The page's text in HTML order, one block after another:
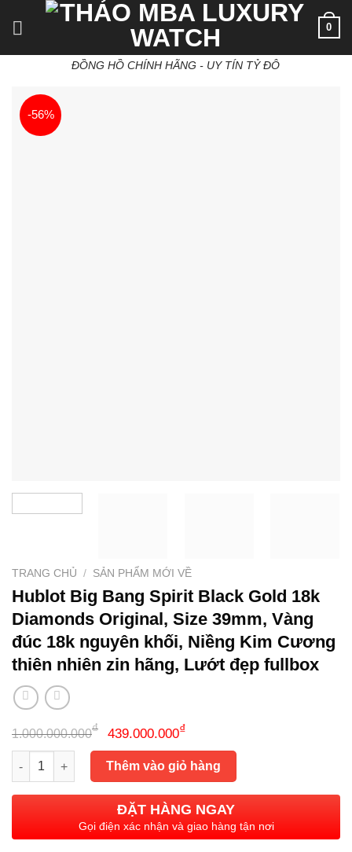
ĐỒNG HỒ CHÍNH HÃNG - UY TÍN TỶ ĐÔ
0
-56%
TRANG CHỦ / SẢN PHẨM MỚI VỀ
Hublot Big Bang Spirit Black Gold 18k
Diamonds Original, Size 39mm, Vàng
đúc 18k nguyên khối, Niềng Kim Cương
thiên nhiên zin hãng, Lướt đẹp fullbox
1.000.000.000₫
Giá
gốc
là:
1.000.000.000₫.
439.000.000₫Giá
hiện
tại
là:
439.000.000₫.
Hublot Big Bang Spirit Black Gold 18k Diamonds Original,
Thêm vào giỏ hàng
ĐẶT HÀNG NGAY
Gọi điện xác nhận và giao hàng tận nơi